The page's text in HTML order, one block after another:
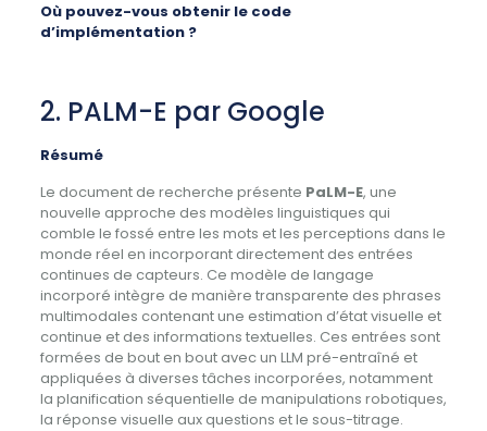
Où pouvez-vous obtenir le code
d’implémentation ?
2. PALM-E par Google
Résumé
Le document de recherche présente PaLM-E, une
nouvelle approche des modèles linguistiques qui
comble le fossé entre les mots et les perceptions dans le
monde réel en incorporant directement des entrées
continues de capteurs. Ce modèle de langage
incorporé intègre de manière transparente des phrases
multimodales contenant une estimation d’état visuelle et
continue et des informations textuelles. Ces entrées sont
formées de bout en bout avec un LLM pré-entraîné et
appliquées à diverses tâches incorporées, notamment
la planification séquentielle de manipulations robotiques,
la réponse visuelle aux questions et le sous-titrage.